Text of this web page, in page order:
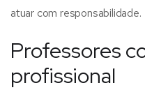
atuar com responsabilidade.
Professores
profissional